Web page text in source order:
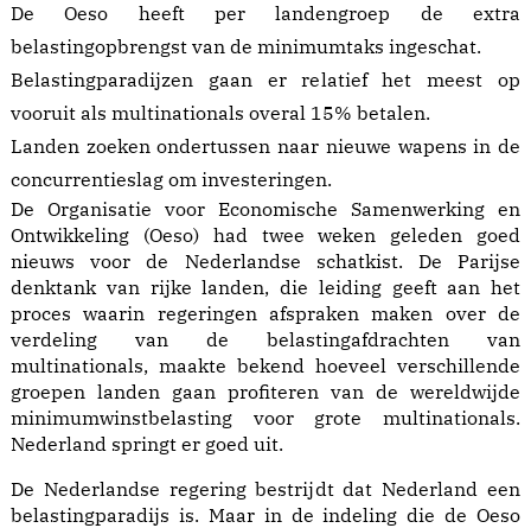
De Oeso heeft per landengroep de extra
belastingopbrengst van de minimumtaks ingeschat.
Belastingparadijzen gaan er relatief het meest op
vooruit als multinationals overal 15% betalen.
Landen zoeken ondertussen naar nieuwe wapens in de
concurrentieslag om investeringen.
De Organisatie voor Economische Samenwerking en
Ontwikkeling (Oeso) had twee weken geleden goed
nieuws voor de Nederlandse schatkist. De Parijse
denktank van rijke landen, die leiding geeft aan het
proces waarin regeringen afspraken maken over de
verdeling van de belastingafdrachten van
multinationals, maakte bekend hoeveel verschillende
groepen landen gaan profiteren van de wereldwijde
minimumwinstbelasting voor grote multinationals.
Nederland springt er goed uit.
De Nederlandse regering bestrijdt dat Nederland een
belastingparadijs is. Maar in de indeling die de Oeso